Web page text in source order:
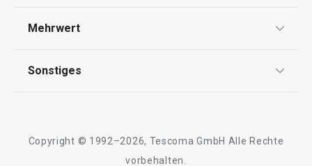
Impressum
Kontaktformular
Mehrwert
Qualität
Sonstiges
Copyright © 1992–2026, Tescoma GmbH Alle Rechte
vorbehalten.